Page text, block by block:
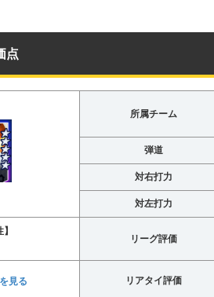
点
所属チーム
弾道
対右打力
対左打力
リーグ評価
見る リアタイ評価